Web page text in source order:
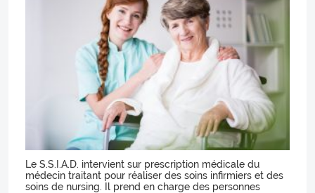
Le S.S.I.A.D. intervient sur prescription médicale du
médecin traitant pour réaliser des soins infirmiers et des
soins de nursing. Il prend en charge des personnes